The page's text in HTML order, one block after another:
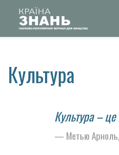
Культура
Культура – ​​це
Метью